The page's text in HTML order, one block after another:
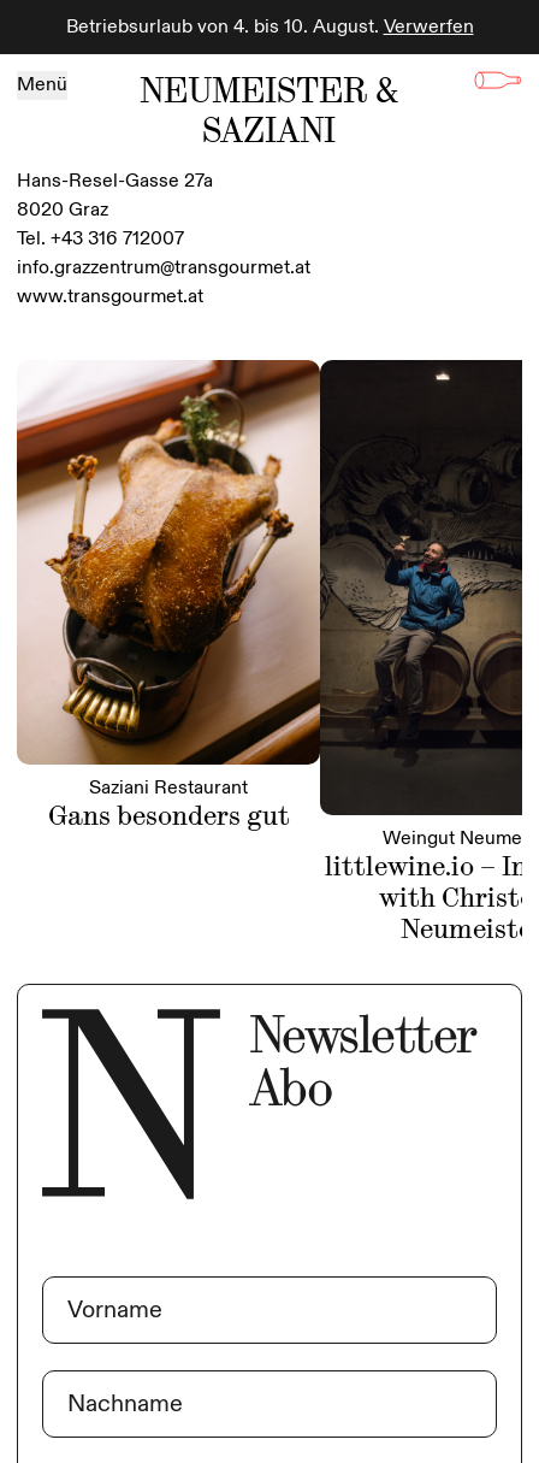
Betriebsurlaub von 4. bis 10. August. Verwerfen
Menü
NEUMEISTER &
SAZIANI
Hans-Resel-Gasse 27a
8020 Graz
Tel. +43 316 712007
info.grazzentrum@transgourmet.at
www.transgourmet.at
Saziani Restaurant
Gans besonders gut
Weingut
littlewine.io –
with
Newsletter
Abo
Name